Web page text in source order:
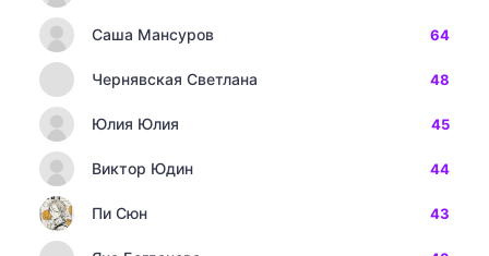
Саша Мансуров 64
Чернявская Светлана 48
Юлия Юлия 45
Виктор Юдин 44
Пи Сюн 43